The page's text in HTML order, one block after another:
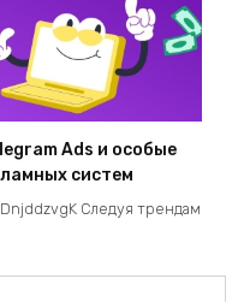
Ads и особые
систем
Следуя трендам